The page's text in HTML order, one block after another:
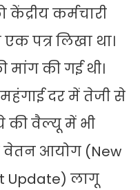
कर्मचारी
पत्र लिखा था।
की गई थी।
दर में तेजी से
की वैल्यू में भी
वेतन आयोग (New
Update) लागू